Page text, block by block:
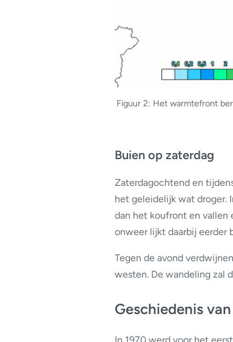
Figuur 2: Het warmtefront
Buien op zaterdag
Zaterdagochtend en
het geleidelijk wat droger.
dan het koufront en vallen
onweer lijkt daarbij eerder
Tegen de avond
westen. De wandeling zal
Geschiedenis